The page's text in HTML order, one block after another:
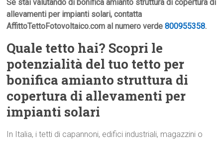
Se stai valutando di bonifica amianto struttura di copertura di
allevamenti per impianti solari, contatta
AffittoTettoFotovoltaico.com al numero verde800955358.
Quale tetto hai? Scopri le
potenzialità del tuo tetto per
bonifica amianto struttura di
copertura di allevamenti per
impianti solari
In Italia, i tetti di capannoni, edifici industriali, magazzini o